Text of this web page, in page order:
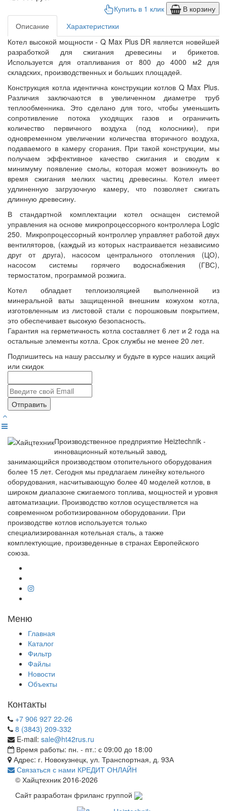
Купить в 1 клик
В корзину
Описание
Характеристики
Котел высокой мощности - Q Max Plus DR является новейшей
разработкой для сжигания древесины и брикетов.
Используется для отапливания от 800 до 4000 м2 для
складских, производственных и больших площадей.
Конструкция котла идентична конструкции котлов Q Max Plus.
Различия заключаются в увеличенном диаметре труб
теплообменника. Это сделано для того, чтобы уменьшить
сопротивление потока уходящих газов и ограничить
количество первичного воздуха (под колосники), при
одновременном увеличении количества вторичного воздуха,
подаваемого в камеру сгорания. При такой конструкции, мы
получаем эффективное качество сжигания и сводим к
минимуму появление смолы, которая может возникнуть во
время сжигания мелких частиц древесины. Котел имеет
удлиненную загрузочную камеру, что позволяет сжигать
длинную древесину.
В стандартной комплектации котел оснащен системой
управления на основе микропроцессорного контроллера Logic
250. Микропроцессорный контроллер управляет работой двух
вентиляторов, (каждый из которых настраивается независимо
друг от друга), насосом центрального отопления (ЦО),
насосом системы горячего водоснабжения (ГВС),
термостатом, программой розжига.
Котел обладает теплоизоляцией выполненной из
минеральной ваты защищенной внешним кожухом котла,
изготовленным из листовой стали с порошковым покрытием,
это обеспечивает высокую безопасность.
Гарантия на герметичность котла составляет 6 лет и 2 года на
остальные элементы котла. Срок службы не менее 20 лет.
Подпишитесь на нашу рассылку и будьте в курсе наших акций
или скидок
Отправить
Производственное предприятие Heiztechnik -
инновационный котельный завод,
занимающийся производством отопительного оборудования
более 15 лет. Сегодня мы предлагаем линейку котельного
оборудования, насчитывающую более 40 моделей котлов, в
широком диапазоне сжигаемого топлива, мощностей и уровня
автоматизации. Производство котлов осуществляется на
современном роботизированном оборудовании. При
производстве котлов используется только
специализированная котельная сталь, а также
комплектующие, произведенные в странах Европейского
союза.
Меню
Главная
Каталог
Фильтр
Файлы
Новости
Объекты
Контакты
+7 906 927 22-26
8 (3843) 209-332
E-mail: sale@ht42rus.ru
Время работы: пн. - пт.: с 09:00 до 18:00
Адрес: г. Новокузнецк, ул. Транспортная, д. 93А
Связаться с нами КРЕДИТ ОНЛАЙН
© Хайцтехник 2016-2026
Сайт разработан фриланс группой